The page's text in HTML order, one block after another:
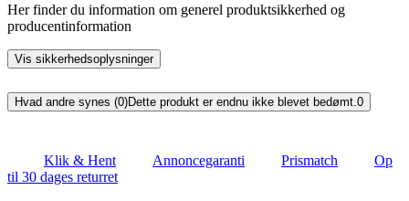
Her finder du information om generel produktsikkerhed og
producentinformation
Vis sikkerhedsoplysninger
Hvad andre synes (0)Dette produkt er endnu ikke blevet bedømt. 0
Klik & Hent Annoncegaranti Prismatch
Op
til 30 dages returret